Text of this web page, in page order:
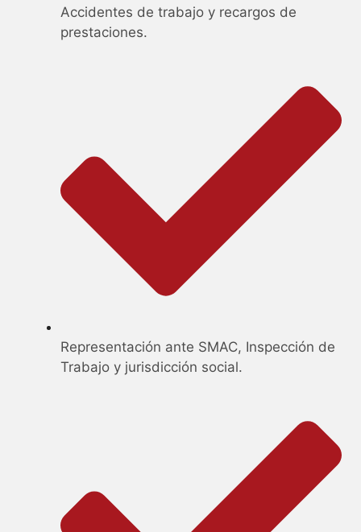
Accidentes de trabajo y recargos de
prestaciones.
Representación ante SMAC, Inspección de
Trabajo y jurisdicción social.